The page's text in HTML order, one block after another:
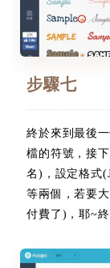
步驟七
終於來到最後
檔的符號，接
名)，設定格式
等兩個，若要
付費了)，耶~